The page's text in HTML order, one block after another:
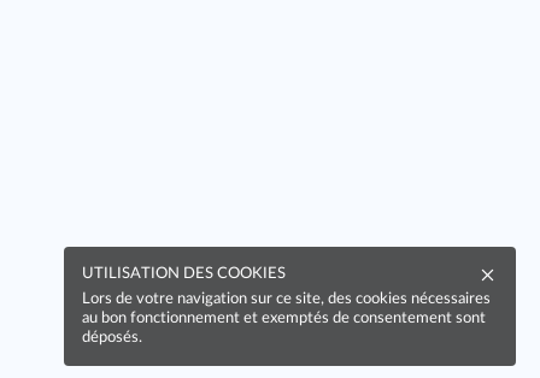
UTILISATION DES COOKIES
Lors de votre navigation sur ce site, des cookies nécessaires
au bon fonctionnement et exemptés de consentement sont
déposés.